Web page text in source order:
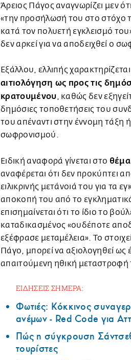
Άρειος Πάγος αναγνωρίζει μεν
«την προσήλωσή του στο στόχο
κατά τον πολυετή εγκλεισμό
δεν αρκεί για να αποδειχθεί ο
Εξάλλου, ελλιπής
αιτιολόγηση ως προς τις
κρατουμένου, καθώς δεν
δημόσιες τοποθετήσεις του
του απέναντι στην έννομη τάξη
σωφρονισμού.
Ειδική αναφορά γίνεται στο
αναφέρεται ότι δεν προκύπτει
ειλικρινής μετάνοιά του για τα
αποκοπή του από το
επισημαίνεται ότι το ίδιο το
καταδικασμένος «ουδέποτε
εξέφρασε μεταμέλεια». Το
Πάγο, μπορεί να αξιολογηθεί ως
απαιτούμενη ηθική μεταστροφή
ΕΙΔΗΣΕΙΣ ΣΗΜΕΡΑ:
Φωτιές: Κόκκινος
ανέμων - Red Code για
Πώς η σύγκρουση
τουρίστες